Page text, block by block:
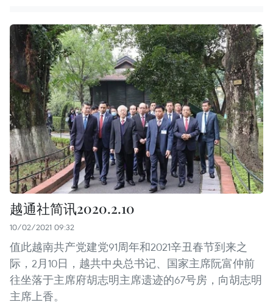
越通社简讯2020.2.10
10/02/2021 09:32
值此越南共产党建党91周年和2021辛丑春节到来之
际，2月10日，越共中央总书记、国家主席阮富仲前
往坐落于主席府胡志明主席遗迹的67号房，向胡志明
主席上香。